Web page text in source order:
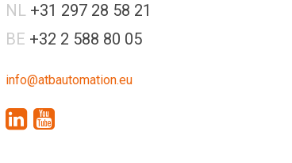
NL+31 297 28 58 21
BE +32 2 588 80 05
info@atbautomation.eu